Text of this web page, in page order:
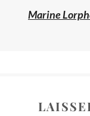
Marine